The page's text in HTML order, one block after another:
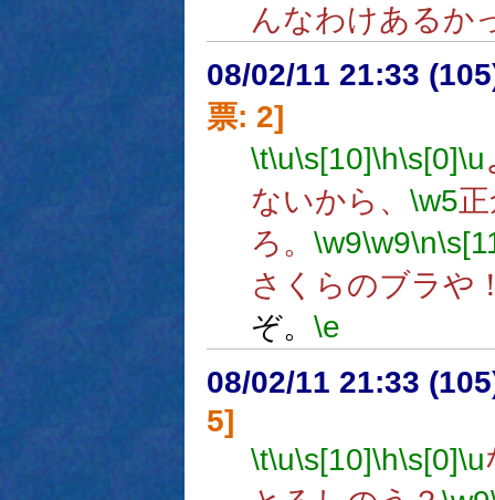
んなわけあるか
08/02/11 21:33
票: 2]
\t\u\s[10]\h\s[0]\u
ないから、 \w5
ろ。 \w9\w9\n
さくらのブラや
ぞ。 \e
08/02/11 21:33
5]
\t\u\s[10]\h\s[0]\u